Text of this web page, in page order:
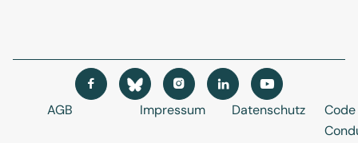
AGB Impressum Datenschutz
   